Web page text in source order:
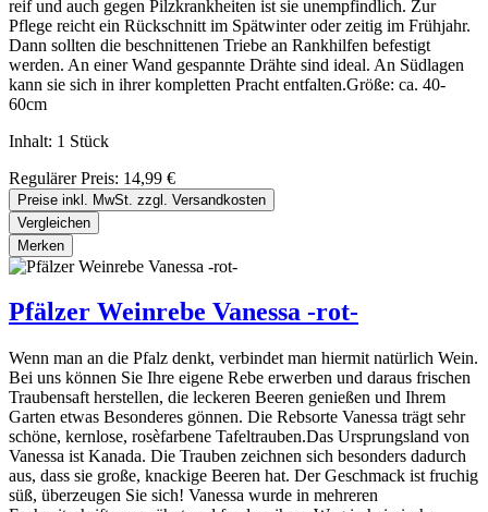
reif und auch gegen Pilzkrankheiten ist sie unempfindlich. Zur
Pflege reicht ein Rückschnitt im Spätwinter oder zeitig im Frühjahr.
Dann sollten die beschnittenen Triebe an Rankhilfen befestigt
werden. An einer Wand gespannte Drähte sind ideal. An Südlagen
kann sie sich in ihrer kompletten Pracht entfalten.Größe: ca. 40-
60cm
Inhalt: 1 Stück
Regulärer Preis: 14,99 €
Preise inkl. MwSt. zzgl. Versandkosten
Vergleichen
Merken
Pfälzer Weinrebe Vanessa -rot-
Wenn man an die Pfalz denkt, verbindet man hiermit natürlich Wein.
Bei uns können Sie Ihre eigene Rebe erwerben und daraus frischen
Traubensaft herstellen, die leckeren Beeren genießen und Ihrem
Garten etwas Besonderes gönnen. Die Rebsorte Vanessa trägt sehr
schöne, kernlose, rosèfarbene Tafeltrauben.Das Ursprungsland von
Vanessa ist Kanada. Die Trauben zeichnen sich besonders dadurch
aus, dass sie große, knackige Beeren hat. Der Geschmack ist fruchig
süß, überzeugen Sie sich! Vanessa wurde in mehreren